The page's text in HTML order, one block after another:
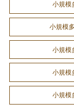
小規模
小規模
小規模
小規模
小規模